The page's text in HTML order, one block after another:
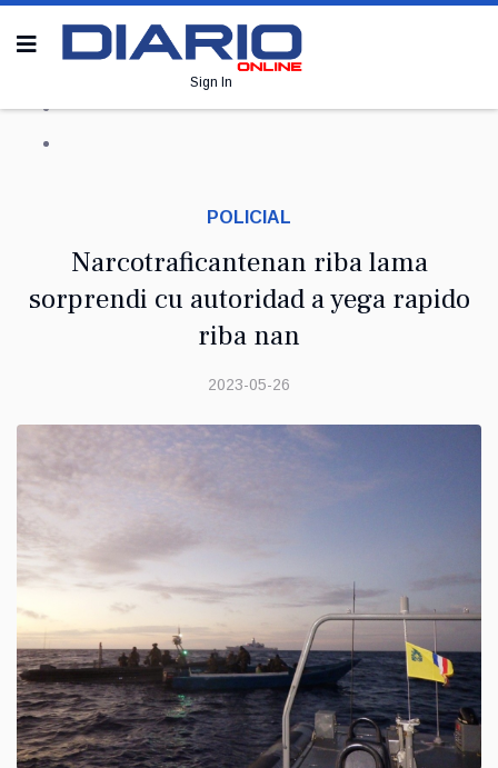
Sign In
POLICIAL
Narcotraficantenan riba lama
sorprendi cu autoridad a yega rapido
riba nan
2023-05-26